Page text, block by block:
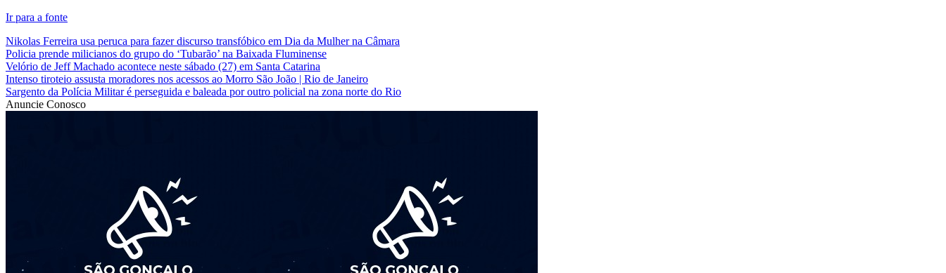
Ir para a fonte
Nikolas Ferreira usa peruca para fazer discurso transfóbico em Dia da Mulher na Câmara
Policia prende milicianos do grupo do ‘Tubarão’ na Baixada Fluminense
Velório de Jeff Machado acontece neste sábado (27) em Santa Catarina
Intenso tiroteio assusta moradores nos acessos ao Morro São João | Rio de Janeiro
Sargento da Polícia Militar é perseguida e baleada por outro policial na zona norte do Rio
Anuncie Conosco